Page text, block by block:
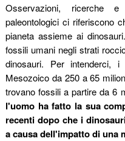
Osservazioni, ricerche
paleontologici ci riferiscono
pianeta assieme ai dinosauri.
fossili umani negli strati
dinosauri. Per intenderci,
Mesozoico da 250 a 65
trovano fossili a partire da 6
l'uomo ha fatto la sua
recenti dopo che i
a causa dell'impatto di una